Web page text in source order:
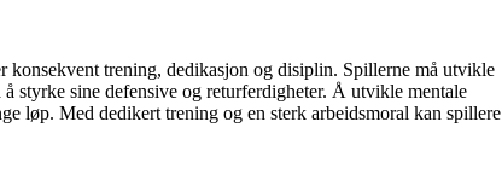
konsekvent trening, dedikasjon og disiplin. Spillerne må utvikle
styrke sine defensive og returferdigheter. Å utvikle mentale
løp. Med dedikert trening og en sterk arbeidsmoral kan spillere